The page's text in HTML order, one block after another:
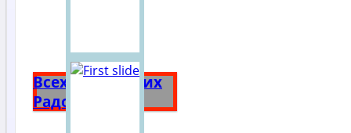
Всех Скорбящих
Радость